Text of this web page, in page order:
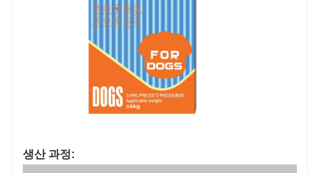
생산 과정: